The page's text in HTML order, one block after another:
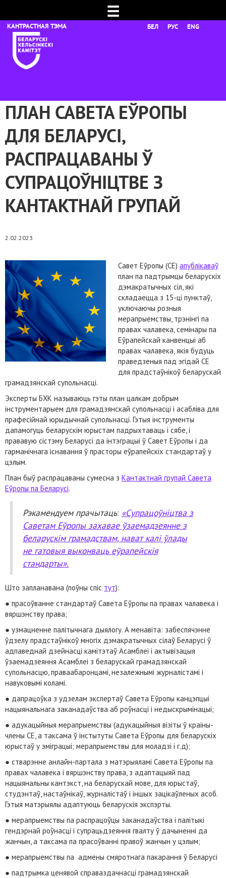
☰
БЕЛ РУС ENG
ПЛАН САВЕТА ЕЎРОПЫ
ДЛЯ БЕЛАРУСІ,
РАСПРАЦАВАНЫ Ў
СУПРАЦОЎНІЦТВЕ З
КАНТАКТНАЙ ГРУПАЙ
2.02.2023
Савет Еўропы (СЕ) апублікаваў
план па падтрымцы беларускіх
дэмакратычных сіл, які
складаецца з 15-ці пунктаў,
уключаючы розныя
мерапрыемствы, трэнінгі па
правах чалавека, семінары па
Еўрапейскай канвенцыі аб
правах чалавека, якія будуць
праведзеныя пад эгідай СЕ
для прадстаўнікоў беларускай
грамадзянскай супольнасці.
Эксперты БХК называюць гэты план цалкам добрым
інструментарыем для грамадзянскай супольнасці і асабліва для
прафесійнай юрыдычнай супольнасці. Гэтыя інструменты
дапамогуць беларускім юрыстам падрыхтаваць і сябе, і
прававую сістэму Беларусі да інтэграцыі ў Савет Еўропы і да
гарманічнага існавання ў прасторы еўрапейскіх стандартаў у
цэлым.
План быў распрацаваны сумесна з Кантактнай групай Савета
Еўропы па Беларусі.
Рэкамендуем прачытаць: «Супрацоўніцтва з
Саветам Еўропы захавае ўзаемадзеянне з
беларускім грамадствам, наваткалі ўлады
не гатовыявыконваць еўрапейскія
стандарты».
Што запланавана (поўны спіс тут):
● прасоўванне стандартаў Савета Еўропы па правах чалавека і
вяршэнству права;
● узмацненне палітычнага дыялогу. А менавіта: забеспячэнне
ўдзелу прадстаўнікоў многіх дэмакратычных сілаў Беларусі ў
адпаведнай дзейнасці камітэтаў Асамблеі і актывізацыя
ўзаемадзеяння Асамблеі з беларускай грамадзянскай
супольнасцю, праваабаронцамі, незалежнымі журналістамі і
навуковымі коламі.
● дапрацоўка з удзелам экспертаў Савета Еўропы канцэпцыі
нацыянальнага заканадаўства аб роўнасці і недыскрымінацыі;
● адукацыйныя мерапрыемствы (адукацыйныя візіты ў краіны-
члены СЕ, а таксама ў інстытуты Савета Еўропы для беларускіх
юрыстаў у эміграцыі; мерапрыемствы для моладзі і г.д);
● стварэнне анлайн-партала з матэрыяламі Савета Еўропы па
правах чалавека і вяршэнству права, з адаптацыяй пад
нацыянальны кантэкст, на беларускай мове, для юрыстаў,
студэнтаў, настаўнікаў, журналістаў і іншых зацікаўленых асоб.
Гэтыя матэрыялы адаптуюць беларускія экспэрты.
● мерапрыемствы па распрацоўцы заканадаўства і палітыкі
гендэрнай роўнасці і супрацьдзеяння гвалту ў дачыненні да
жанчын, а таксама па прасоўванні правоў жанчын у цэлым;
● мерапрыемствы па адмены смяротнага пакарання ў Беларусі
● падтрымка ценявой справаздачнасці грамадзянскай